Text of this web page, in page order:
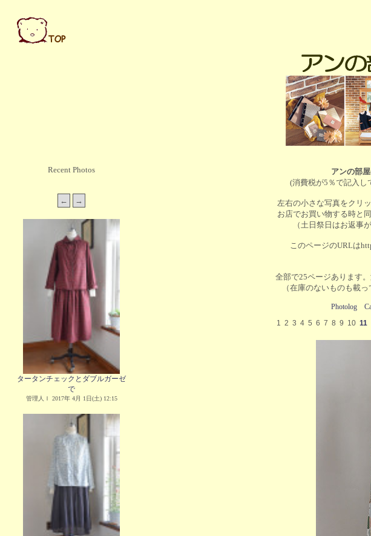
Recent Photos
タータンチェックとダブルガーゼ
で
管理人Ｉ 2017年 4月 1日(土) 12:15
アンの部
(消費税が5％で記入し
左右の小さな写真をクリ
お店でお買い物する時と
（土日祭日はお返事
このページのURLは
全部で25ページあります
（在庫のないものも載
Photolog
1 2 3 4 5 6 7 8 9 10 11